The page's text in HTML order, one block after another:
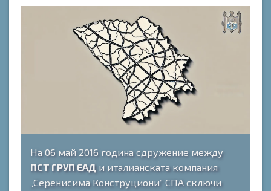
На 06 май 2016 година сдружение между
ПСТ ГРУП ЕАДи италианската компания
„Серенисима Конструциони“ СПА сключи